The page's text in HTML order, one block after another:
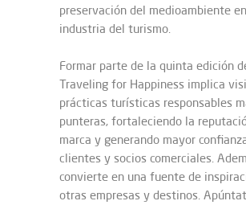
preservación del medioambiente
industria del turismo.
Formar parte de la quinta edición
Traveling for Happiness implica
prácticas turísticas responsables
punteras, fortaleciendo la
marca y generando mayor
clientes y socios comerciales.
convierte en una fuente de
otras empresas y destinos.